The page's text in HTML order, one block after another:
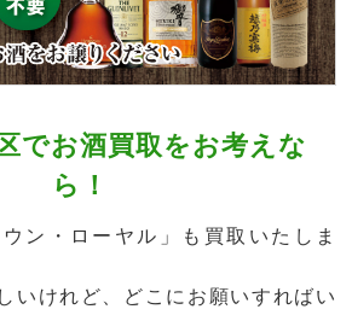
でお酒買取をお考えな
ら！
ン・ローヤル」も買取いたしま
いけれど、どこにお願いすればい